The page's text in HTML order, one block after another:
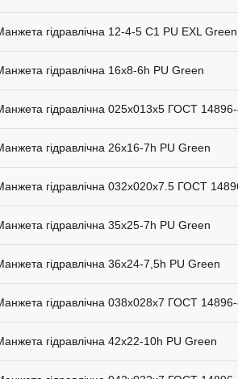
гідравлічна 12-4-5 С1 PU EXL Green
гідравлічна 16х8-6h PU Green
гідравлічна 025х013х5 ГОСТ
гідравлічна 26х16-7h PU Green
гідравлічна 032х020х7.5 ГОСТ
гідравлічна 35x25-7h PU Green
гідравлічна 36x24-7,5h PU Green
гідравлічна 038х028х7 ГОСТ
гідравлічна 42x22-10h PU Green